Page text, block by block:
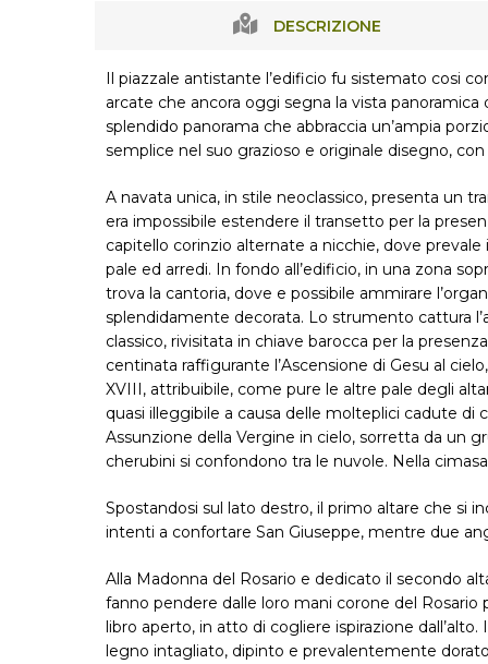
DESCRIZIONE
Il piazzale antistante l’edificio fu sistemato cosi
arcate che ancora oggi segna la vista
splendido panorama che abbraccia un’ampia
semplice nel suo grazioso e originale disegno,
A navata unica, in stile neoclassico, presenta un
era impossibile estendere il transetto per la
capitello corinzio alternate a nicchie, dove
pale ed arredi. In fondo all’edificio, in una zona
trova la cantoria, dove e possibile ammirare
splendidamente decorata. Lo strumento cattura
classico, rivisitata in chiave barocca per la
centinata raffigurante l’Ascensione di Gesu al
XVIII, attribuibile, come pure le altre pale degli
quasi illeggibile a causa delle molteplici cadute di
Assunzione della Vergine in cielo, sorretta da un
cherubini si confondono tra le nuvole. Nella
Spostandosi sul lato destro, il primo altare che si
intenti a confortare San Giuseppe, mentre due
Alla Madonna del Rosario e dedicato il secondo
fanno pendere dalle loro mani corone del Rosario
libro aperto, in atto di cogliere ispirazione
legno intagliato, dipinto e prevalentemente